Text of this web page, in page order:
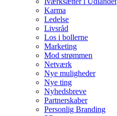
Karma
Ledelse
Livsråd
Los i bollerne
Marketing
Mod strømmen
Netværk
Nye muligheder
Nye ting
Nyhedsbreve
Partnerskaber
Personlig Branding